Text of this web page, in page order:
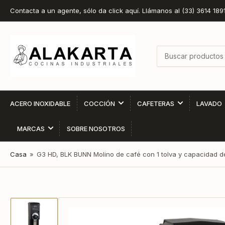
Contacta a un agente, sólo da click aquí. Llámanos al (33) 3614 1891
productos
ACERO INOXIDABLE COCCIÓN CAFETERAS LAVADO
MARCAS SOBRE NOSOTROS
Casa » G3 HD, BLK BUNN Molino de café con 1 tolva y capacidad